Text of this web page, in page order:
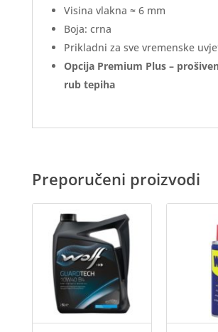
Visina vlakna ≈ 6 mm
Boja: crna
Prikladni za sve vremenske
Opcija Premium Plus –
rub tepiha
Preporučeni proizvodi